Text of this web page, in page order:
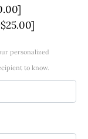
personalized
to know.